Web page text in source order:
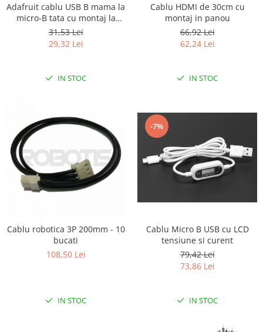
Adafruit cablu USB B mama la
micro-B tata cu montaj la
panou
31,53 Lei
29,32 Lei
IN STOC
Cablu HDMI de 30cm cu
montaj in panou
66,92 Lei
62,24 Lei
IN STOC
Cablu robotica 3P 200mm - 10
bucati
108,50 Lei
IN STOC
-7%
Cablu Micro B USB cu LCD
tensiune si curent
79,42 Lei
73,86 Lei
IN STOC